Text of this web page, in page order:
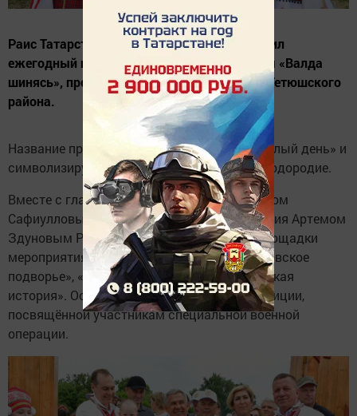
Раис Татарстана Рустам Минниханов посетил
ежегодный праздник мордовской культуры «Валда
шинясь», проходящий в селе Кильдюшево Тетюшского
района.
Название праздника переводится как «Светлый день» и
символизирует солнечность, изобилие и плодородие.
Вместе с главой Тетюшского района Рамисом
Сафиулловым и главой Республики Мордовия Артемом
Здуновым Раис осмотрел тематические площадки
мероприятия: «Крестьянская изба», «Мордовское
подворье», «Рыбацкий стан», «Кильдюшевская
история». Особое внимание уделено экспозиции,
посвящённой участникам специальной военной
операции.